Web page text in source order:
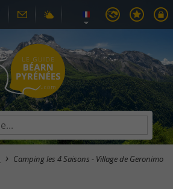
Camping les 4 Saisons - Village de Geronimo